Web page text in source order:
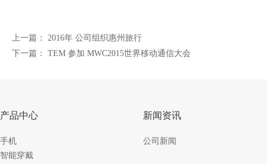
上一篇：
2016年 公司组织惠州旅行
下一篇：
TEM 参加 MWC2015世界移动通信大会
产品中心
手机
智能穿戴
新闻资讯
公司新闻